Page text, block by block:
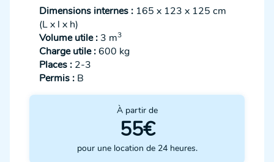
Dimensions internes : 165 x 123 x 125 cm
(L x l x h)
Volume utile : 3 m3
Charge utile :600 kg
Places : 2-3
Permis : B
À partir de
55€
pour une location de 24 heures.